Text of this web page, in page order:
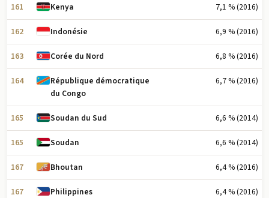
161 Kenya 7,1 % (2016)
162 Indonésie 6,9 % (2016)
163 Corée du Nord 6,8 % (2016)
164
République démocratique
du Congo
6,7 % (2016)
165 Soudan du Sud 6,6 % (2014)
165 Soudan 6,6 % (2014)
167 Bhoutan 6,4 % (2016)
167 Philippines 6,4 % (2016)